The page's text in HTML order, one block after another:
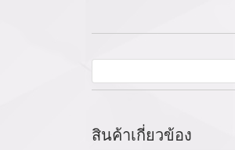
สินค้าเกี่ยวข้อง